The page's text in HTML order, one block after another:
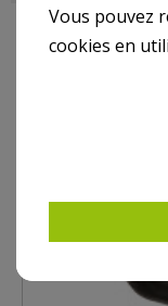
10 AUTRES
Vous pouvez
cookies en